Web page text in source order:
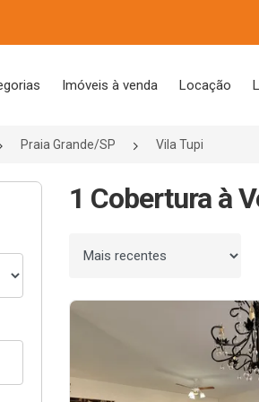
Imóveis à venda Locação
Praia Grande/SP Vila Tupi
1 Cobertura à
Ordenar por